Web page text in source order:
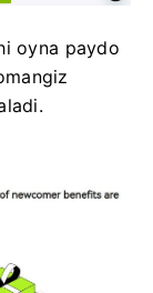
oyna paydo